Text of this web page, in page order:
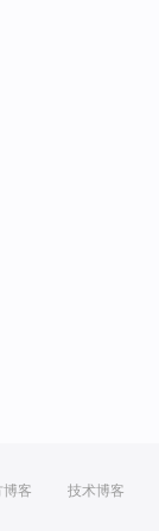
博客 技术博客